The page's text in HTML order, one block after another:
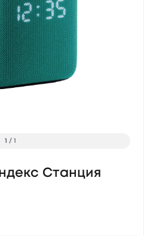
1 / 1
Станция